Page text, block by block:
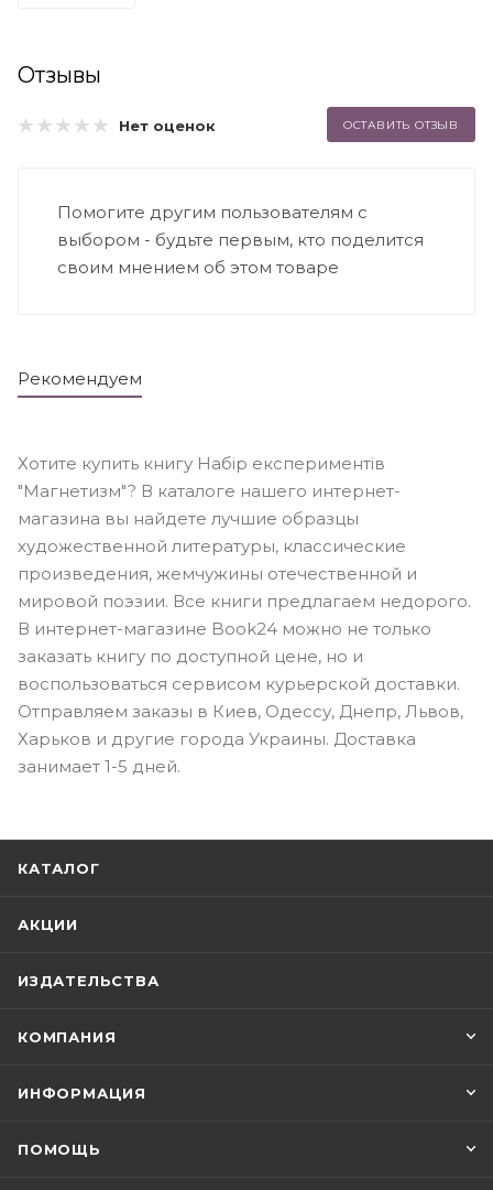
Отзывы
Нет оценок ОСТАВИТЬ ОТЗЫВ
Помогите другим пользователям с
выбором - будьте первым, кто поделится
своим мнением об этом товаре
Рекомендуем
Хотите купить книгу Набір експериментів
"Магнетизм"? В каталоге нашего интернет-
магазина вы найдете лучшие образцы
художественной литературы, классические
произведения, жемчужины отечественной и
мировой поэзии. Все книги предлагаем недорого.
В интернет-магазине Book24 можно не только
заказать книгу по доступной цене, но и
воспользоваться сервисом курьерской доставки.
Отправляем заказы в Киев, Одессу, Днепр, Львов,
Харьков и другие города Украины. Доставка
занимает 1-5 дней.
КАТАЛОГ
АКЦИИ
ИЗДАТЕЛЬСТВА
КОМПАНИЯ
ИНФОРМАЦИЯ
ПОМОЩЬ